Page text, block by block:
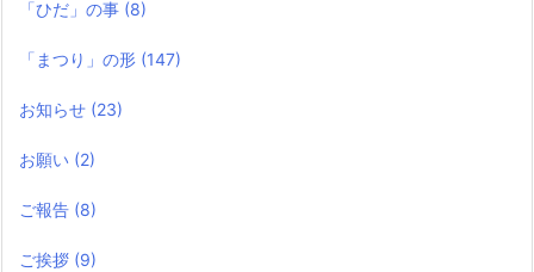
「ひだ」の事 (8)
「まつり」の形 (147)
お知らせ (23)
お願い (2)
ご報告 (8)
ご挨拶 (9)